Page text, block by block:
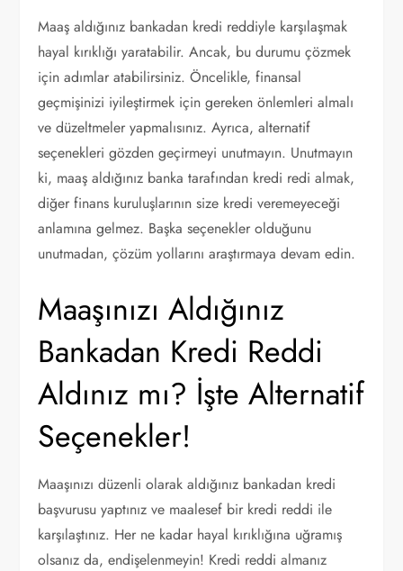
Maaş aldığınız bankadan kredi reddiyle karşılaşmak
hayal kırıklığı yaratabilir. Ancak, bu durumu çözmek
için adımlar atabilirsiniz. Öncelikle, finansal
geçmişinizi iyileştirmek için gereken önlemleri almalı
ve düzeltmeler yapmalısınız. Ayrıca, alternatif
seçenekleri gözden geçirmeyi unutmayın. Unutmayın
ki, maaş aldığınız banka tarafından kredi redi almak,
diğer finans kuruluşlarının size kredi veremeyeceği
anlamına gelmez. Başka seçenekler olduğunu
unutmadan, çözüm yollarını araştırmaya devam edin.
Maaşınızı Aldığınız
Bankadan Kredi Reddi
Aldınız mı? İşte Alternatif
Seçenekler!
Maaşınızı düzenli olarak aldığınız bankadan kredi
başvurusu yaptınız ve maalesef bir kredi reddi ile
karşılaştınız. Her ne kadar hayal kırıklığına uğramış
olsanız da, endişelenmeyin! Kredi reddi almanız